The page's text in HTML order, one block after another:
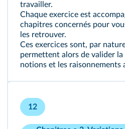
travailler.
Chaque exercice est
chapitres concernés pour
les retrouver.
Ces exercices sont, par
permettent alors de valider
notions et les raisonnements
12